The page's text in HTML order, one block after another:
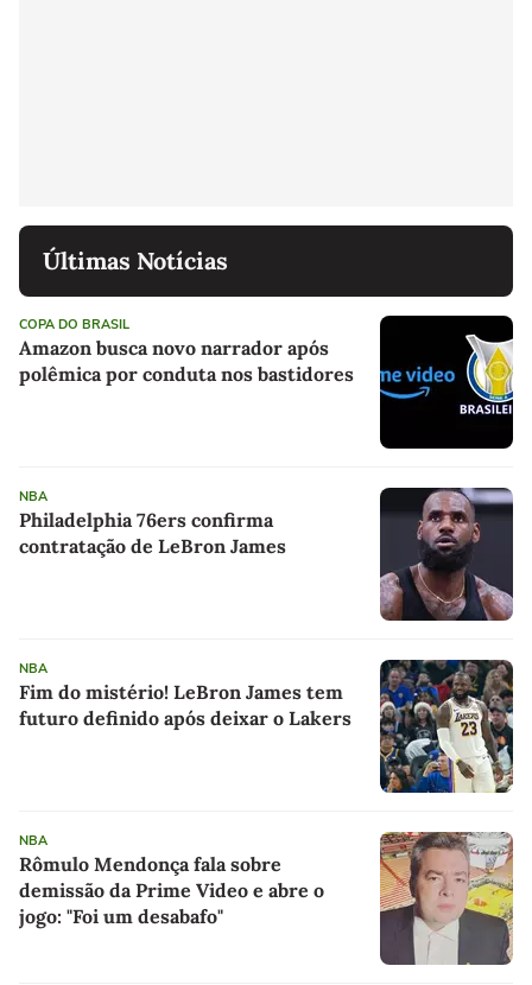
Últimas Notícias
COPA DO BRASIL
Amazon busca novo narrador após
polêmica por conduta nos bastidores
NBA
Philadelphia 76ers confirma
contratação de LeBron James
NBA
Fim do mistério! LeBron James tem
futuro definido após deixar o Lakers
NBA
Rômulo Mendonça fala sobre
demissão da Prime Video e abre o
jogo: "Foi um desabafo"